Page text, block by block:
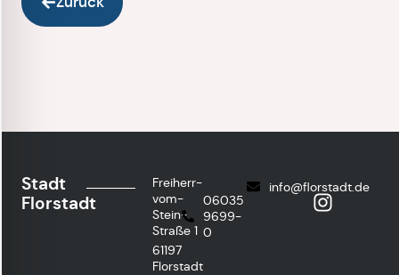
Stadt
Florstadt
Freiherr-
vom-
Stein-
Straße 1
61197
Florstadt
06035
9699-
0
info@florstadt.de